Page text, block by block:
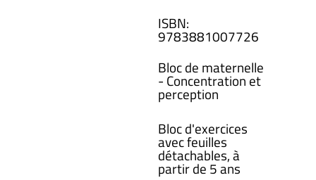
ISBN:
9783881007726
Bloc de maternelle
- Concentration et
perception
Bloc d'exercices
avec feuilles
détachables, à
partir de 5 ans